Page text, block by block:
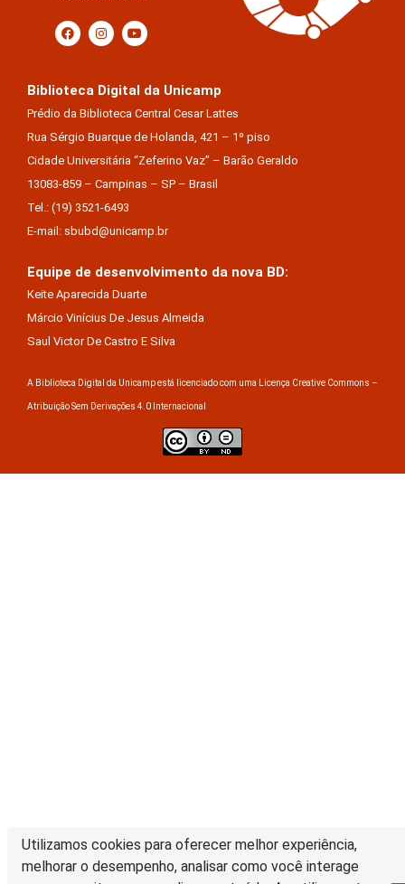
Utilizamos cookies para oferecer melhor experiência,
melhorar o desempenho, analisar como você interage
Biblioteca Digital da Unicamp
Prédio da Biblioteca Central Cesar Lattes
Rua Sérgio Buarque de Holanda, 421 – 1º piso
Cidade Universitária “Zeferino Vaz” – Barão Geraldo
13083-859 – Campinas – SP – Brasil
Tel.: (19) 3521-6493
E-mail: sbubd@unicamp.br
Equipe de desenvolvimento da nova BD:
Keite Aparecida Duarte
Márcio Vinícius De Jesus Almeida
Saul Victor De Castro E Silva
A Biblioteca Digital da Unicamp está licenciado com uma Licença Creative Commons –
Atribuição Sem Derivações 4.0 Internacional